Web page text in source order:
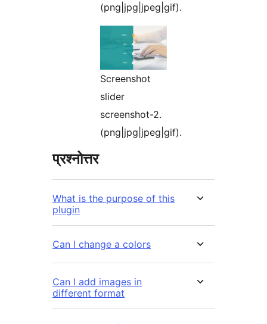
(png|jpg|jpeg|gif).
Screenshot
slider
screenshot-2.
(png|jpg|jpeg|gif).
प्रश्नोत्तर
What is the purpose of this
plugin
Can I change a colors
Can I add images in
different format